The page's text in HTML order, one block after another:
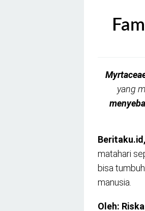
yang
matahari
bisa
manusia.
Oleh: